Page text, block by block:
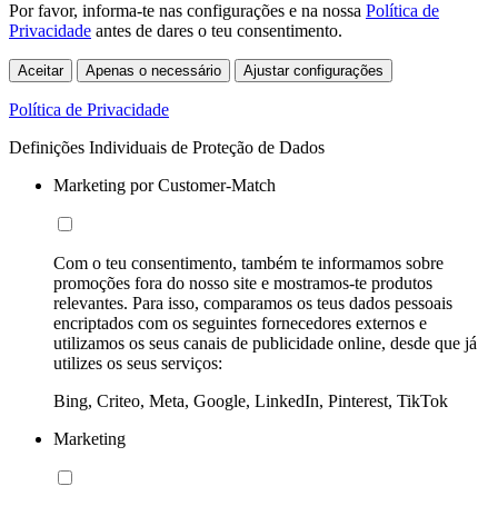
Por favor, informa-te nas configurações e na nossa Política de
Privacidade antes de dares o teu consentimento.
Aceitar Apenas o necessário Ajustar configurações
Política de Privacidade
Definições Individuais de Proteção de Dados
Marketing por Customer-Match
Com o teu consentimento, também te informamos sobre
promoções fora do nosso site e mostramos-te produtos
relevantes. Para isso, comparamos os teus dados pessoais
encriptados com os seguintes fornecedores externos e
utilizamos os seus canais de publicidade online, desde que já
utilizes os seus serviços:
Bing, Criteo, Meta, Google, LinkedIn, Pinterest, TikTok
Marketing